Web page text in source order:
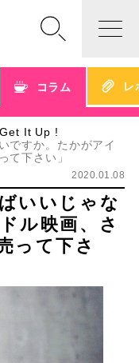
コラム レ
It Up !
ですか。たかがアイ
て下さい」
2020.01.08
いいじゃな
ル映画、さ
って下さ